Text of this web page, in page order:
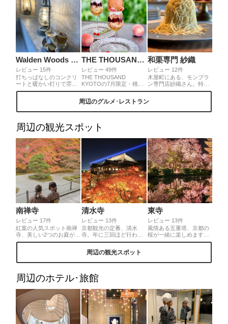
Walden Woods Kyoto
レビュー 15件
打ちっぱなしのコンクリ
ートと暖かい灯りで雰囲
気抜群のカフェ。店内は
優しい店員さんばかりで
せます。飲み物ももちろ
んですが、バナナケーキ
のでマスト！
THE THOUSAND KYOTO TEA AND BAR
レビュー 49件
THE THOUSAND
KYOTOの7月限定・桃の
アートパルフェをいただ
きました🍑みずみずしい
桃をまるまる2個使用した
パルフェは大きな桃のタ
の層が美しくボリューム
も満点の一杯🍑満足度抜
和栗専門 紗織
レビュー 12件
木屋町にある、モンブラ
ン専門店紗織さん。特注
の機会でうにうにっと出
的。その細さ1ミリ！連
日、大人気のお店です
周辺のグルメ･レストラン
周辺の観光スポット
南禅寺
レビュー 17件
紅葉の人気スポット南禅
寺、美しい2つのお庭があ
る天授庵へ、着物で訪れ
掛けながらいつまでも見
もうひとつため息の出る
素敵な景色が、書院の窓
絵画のような南庭の紅葉
です。入り口でチケット
買い顔をあげると、真っ
先に目に飛び込んで来て
うっとり♡
清水寺
レビュー 13件
京都観光の定番、清水
寺。年に三回ほど行われ
る夜の特別拝観時には青
い光が京都の空を貫きま
す。この光は観音様の慈
悲の心を表しているとの
東寺
レビュー 13件
風情ある五重塔、京都の
桜が一緒に楽しめます。
ライトアップ期間中はと
がいいと思います。市内
周辺の観光スポット
周辺のホテル･旅館